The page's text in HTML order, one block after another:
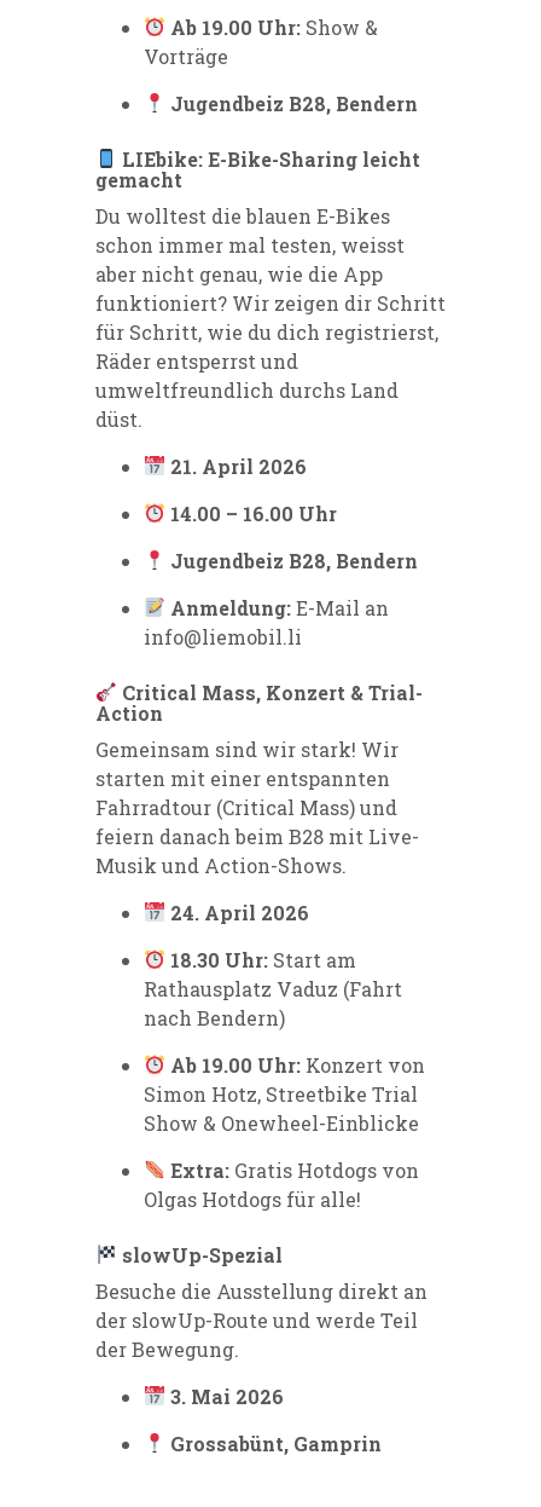
Ab 19.00 Uhr: Show &
Vorträge
Jugendbeiz B28, Bendern
LIEbike: E-Bike-Sharing leicht
gemacht
Du wolltest die blauen E-Bikes
schon immer mal testen, weisst
aber nicht genau, wie die App
funktioniert? Wir zeigen dir Schritt
für Schritt, wie du dich registrierst,
Räder entsperrst und
umweltfreundlich durchs Land
düst.
21. April 2026
14.00 – 16.00 Uhr
Jugendbeiz B28, Bendern
Anmeldung:E-Mail an
info@liemobil.li
Critical Mass, Konzert & Trial-
Action
Gemeinsam sind wir stark! Wir
starten mit einer entspannten
Fahrradtour (Critical Mass) und
feiern danach beim B28 mit Live-
Musik und Action-Shows.
24. April 2026
18.30 Uhr: Start am
Rathausplatz Vaduz (Fahrt
nach Bendern)
Ab 19.00 Uhr: Konzert von
Simon Hotz, Streetbike Trial
Show & Onewheel-Einblicke
Extra: Gratis Hotdogs von
Olgas Hotdogs für alle!
slowUp-Spezial
Besuche die Ausstellung direkt an
der slowUp-Route und werde Teil
der Bewegung.
3. Mai 2026
Grossabünt, Gamprin